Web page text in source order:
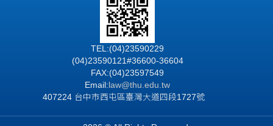
TEL:(04)23590229
(04)23590121#36600-36604
FAX:(04)23597549
Email: law@thu.edu.tw
407224 台中市西屯區臺灣大道四段1727號